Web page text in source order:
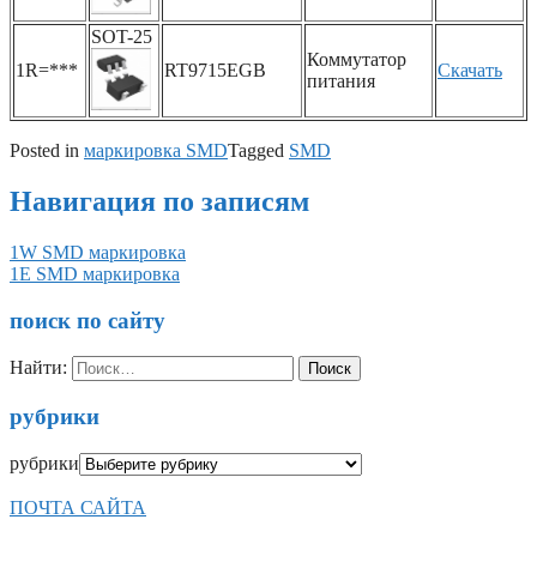
1R=***
SOT-25
RT9715EGB
Коммутатор
питания
Скачать
Posted in маркировка SMDTagged SMD
Навигация по записям
1W SMD маркировка
1E SMD маркировка
поиск по сайту
Найти:
рубрики
рубрики
ПОЧТА САЙТА